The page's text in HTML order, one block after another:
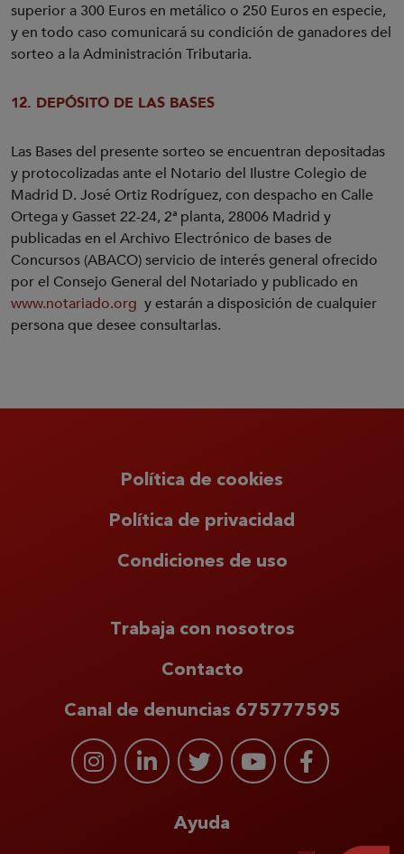
superior a 300 Euros en metálico o 250 Euros en especie,
y en todo caso comunicará su condición de ganadores del
sorteo a la Administración Tributaria.
12. DEPÓSITO DE LAS BASES
Las Bases del presente sorteo se encuentran depositadas
y protocolizadas ante el Notario del Ilustre Colegio de
Madrid D. José Ortiz Rodríguez, con despacho en Calle
Ortega y Gasset 22-24, 2ª planta, 28006 Madrid y
publicadas en el Archivo Electrónico de bases de
Concursos (ABACO) servicio de interés general ofrecido
por el Consejo General del Notariado y publicado en
www.notariado.org y estarán a disposición de cualquier
persona que desee consultarlas.
Política de cookies
Política de privacidad
Condiciones de uso
Trabaja con nosotros
Contacto
Canal de denuncias 675777595
Ayuda